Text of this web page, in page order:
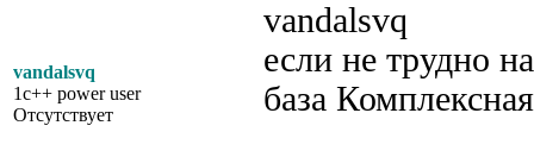
vandalsvq
1c++ power user
Отсутствует
vandalsvq
если не трудно
база